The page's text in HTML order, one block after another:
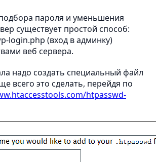
пароля и уменьшения
существует простой способ:
login.php (вход в админку)
веб сервера.
надо создать специальный файл
всего это сделать, перейдя по
htpasswd-